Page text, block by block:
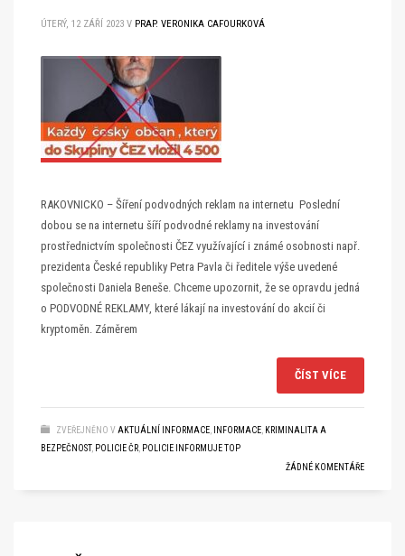
ÚTERÝ, 12 ZÁŘÍ 2023 V PRAP. VERONIKA CAFOURKOVÁ
RAKOVNICKO – Šíření podvodných reklam na internetu Poslední
dobou se na internetu šíří podvodné reklamy na investování
prostřednictvím společnosti ČEZ využívající i známé osobnosti např.
prezidenta České republiky Petra Pavla či ředitele výše uvedené
společnosti Daniela Beneše. Chceme upozornit, že se opravdu jedná
o PODVODNÉ REKLAMY, které lákají na investování do akcií či
kryptoměn. Záměrem
ČÍST VÍCE
ZVEŘEJNĚNO V AKTUÁLNÍ INFORMACE INFORMACE KRIMINALITA A
BEZPEČNOST, POLICIE ČR POLICIE INFORMUJE TOP
ŽÁDNÉ KOMENTÁŘE